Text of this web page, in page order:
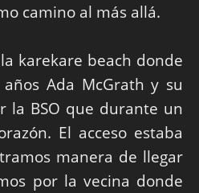
camino al más allá.
karekare beach donde
Ada McGrath y su
la BSO que durante un
El acceso estaba
manera de llegar
por la vecina donde